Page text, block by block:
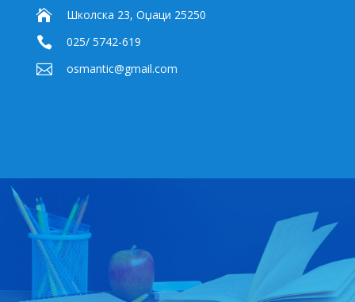

Школска 23, Оџаци 25250
 025/ 5742-619
 osmantic@gmail.com